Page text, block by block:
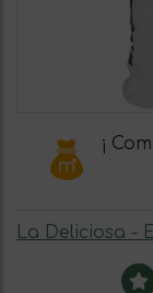
¡
La Deliciosa -